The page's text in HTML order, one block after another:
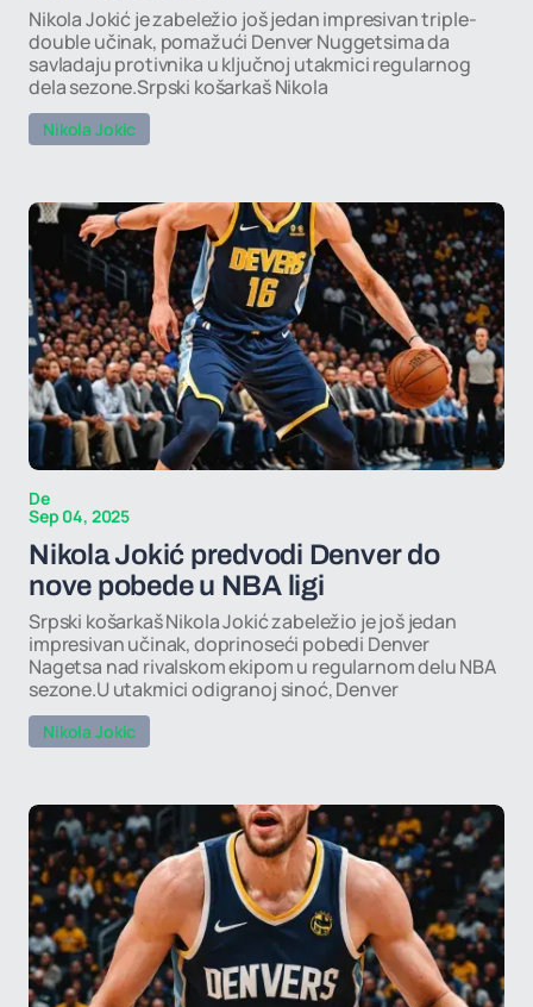
Nikola Jokić je zabeležio još jedan impresivan triple-
double učinak, pomažući Denver Nuggetsima da
savladaju protivnika u ključnoj utakmici regularnog
dela sezone.Srpski košarkaš Nikola
Nikola Jokic
De
Sep 04, 2025
Nikola Jokić predvodi Denver do
nove pobede u NBA ligi
Srpski košarkaš Nikola Jokić zabeležio je još jedan
impresivan učinak, doprinoseći pobedi Denver
Nagetsa nad rivalskom ekipom u regularnom delu NBA
sezone.U utakmici odigranoj sinoć, Denver
Nikola Jokic